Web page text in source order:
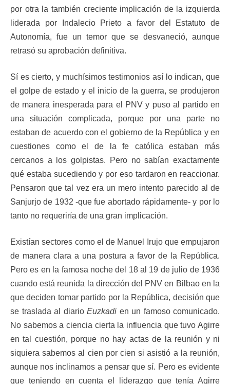
por otra la también creciente implicación de la izquierda
liderada por Indalecio Prieto a favor del Estatuto de
Autonomía, fue un temor que se desvaneció, aunque
retrasó su aprobación definitiva.
Sí es cierto, y muchísimos testimonios así lo indican, que
el golpe de estado y el inicio de la guerra, se produjeron
de manera inesperada para el PNV y puso al partido en
una situación complicada, porque por una parte no
estaban de acuerdo con el gobierno de la República y en
cuestiones como el de la fe católica estaban más
cercanos a los golpistas. Pero no sabían exactamente
qué estaba sucediendo y por eso tardaron en reaccionar.
Pensaron que tal vez era un mero intento parecido al de
Sanjurjo de 1932 -que fue abortado rápidamente- y por lo
tanto no requeriría de una gran implicación.
Existían sectores como el de Manuel Irujo que empujaron
de manera clara a una postura a favor de la República.
Pero es en la famosa noche del 18 al 19 de julio de 1936
cuando está reunida la dirección del PNV en Bilbao en la
que deciden tomar partido por la República, decisión que
se traslada al diario Euzkadi en un famoso comunicado.
No sabemos a ciencia cierta la influencia que tuvo Agirre
en tal cuestión, porque no hay actas de la reunión y ni
siquiera sabemos al cien por cien si asistió a la reunión,
aunque nos inclinamos a pensar que sí. Pero es evidente
que teniendo en cuenta el liderazgo que tenía Agirre